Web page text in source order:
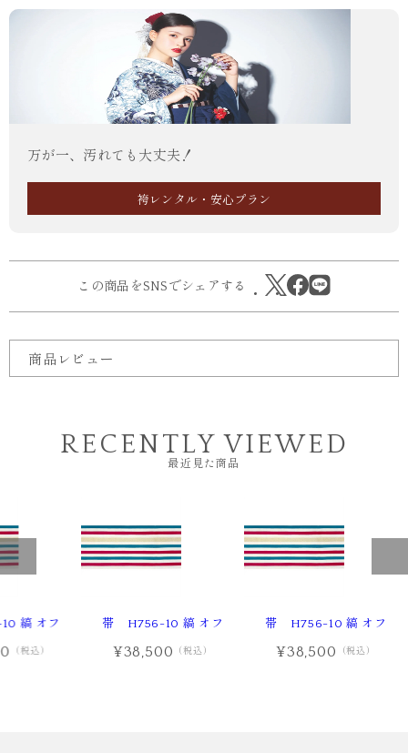
万が一、汚れても大丈夫！
袴レンタル・安心プラン
この商品をSNSでシェアする
商品レビュー
RECENTLY VIEWED
最近見た商品
縞 オフ
（税込）
帯 H756-10 縞 オフ
¥38,500 （税込）
帯 H756-10 縞 オフ
¥38,500 （税込）